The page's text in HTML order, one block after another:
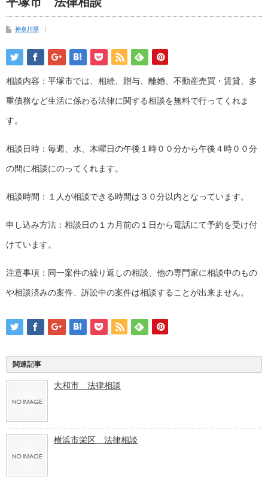
神奈川県
相談内容：平塚市では、相続、贈与、離婚、不動産売買・賃貸、多
重債務など生活に係わる法律に関する相談を無料で行ってくれま
す。
相談日時：毎週、水、木曜日の午後１時００分から午後４時００分
の間に相談にのってくれます。
相談時間：１人が相談できる時間は３０分以内となっています。
申し込み方法：相談日の１カ月前の１日から電話にて予約を受け付
けています。
注意事項：同一案件の繰り返しの相談、他の専門家に相談中のもの
や相談済みの案件、訴訟中の案件は相談することが出来ません。
関連記事
大和市 法律相談
横浜市栄区 法律相談